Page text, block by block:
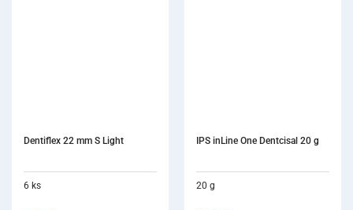
IPS inLine One Dentcisal 20 g
20 g